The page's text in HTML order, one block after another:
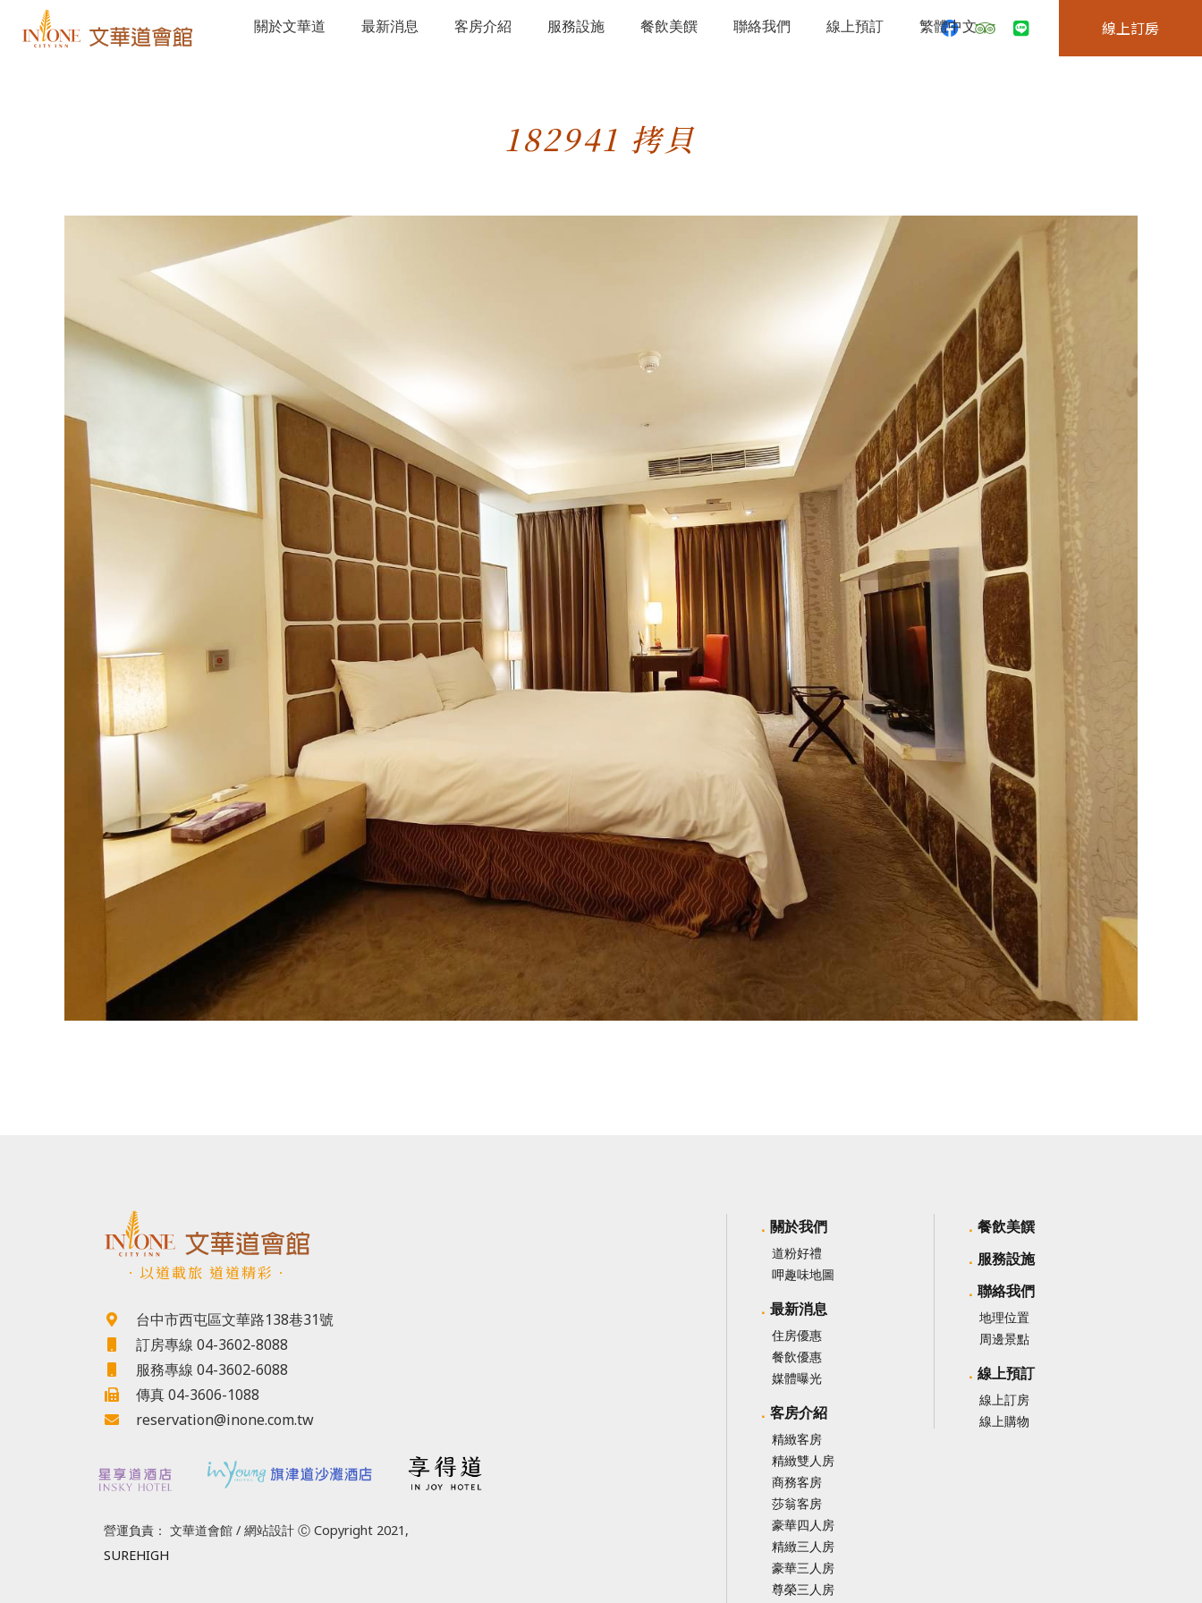
關於文華道 最新消息 客房介紹 服務設施 餐飲美饌 聯絡我們 線上預訂 繁體中文 線上訂房
182941 拷貝
．以道載旅 道道精彩．
台中市西屯區文華路138巷31號
訂房專線 04-3602-8088
服務專線 04-3602-6088
傳真 04-3606-1088
reservation@inone.com.tw
營運負責： 文華道會館 / 網站設計 Ⓒ Copyright 2021,
SUREHIGH
關於我們
道粉好禮
呷趣味地圖
最新消息
住房優惠
餐飲優惠
媒體曝光
客房介紹
精緻客房
精緻雙人房
商務客房
莎翁客房
豪華四人房
精緻三人房
豪華三人房
尊榮三人房
餐飲美饌
服務設施
聯絡我們
地理位置
周邊景點
線上預訂
線上訂房
線上購物